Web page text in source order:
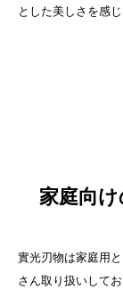
とした美しさを感
家庭向
實光刃物は家庭用
さん取り扱いして